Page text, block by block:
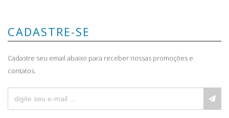
CADASTRE-SE
Cadastre seu email abaixo para receber nossas promoções e
contatos.